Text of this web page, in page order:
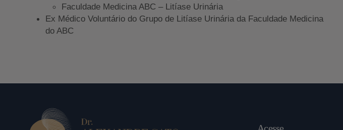
Faculdade Medicina ABC – Litíase Urinária
Ex Médico Voluntário do Grupo de Litíase Urinária da Faculdade Medicina
do ABC